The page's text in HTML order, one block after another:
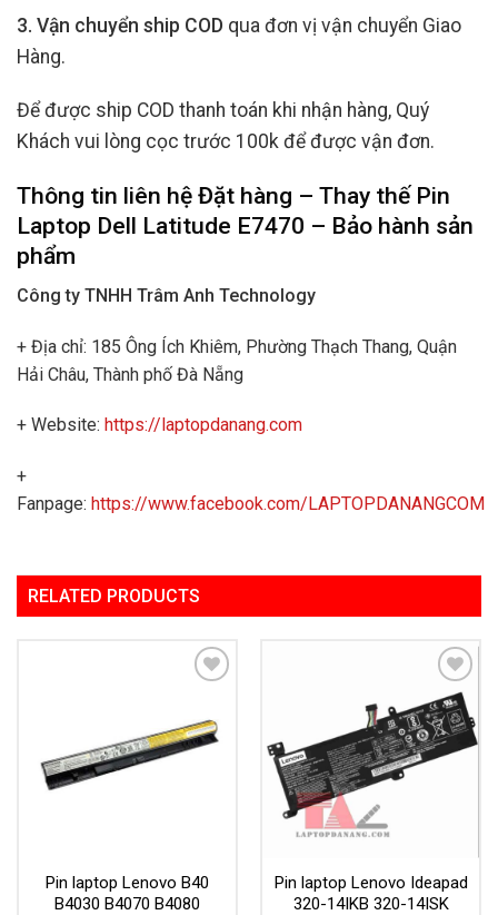
3. Vận chuyển ship COD qua đơn vị vận chuyển Giao
Hàng.
Để được ship COD thanh toán khi nhận hàng, Quý
Khách vui lòng cọc trước 100k để được vận đơn.
Thông tin liên hệ Đặt hàng – Thay thế Pin
Laptop Dell Latitude E7470 – Bảo hành sản
phẩm
Công ty TNHH Trâm Anh Technology
+ Địa chỉ: 185 Ông Ích Khiêm, Phường Thạch Thang, Quận
Hải Châu, Thành phố Đà Nẵng
+ Website: https://laptopdanang.com
+
Fanpage: https://www.facebook.com/LAPTOPDANANGCOM
RELATED PRODUCTS
Pin laptop Lenovo B40
B4030 B4070 B4080
Add to
Wishlist
Pin laptop Lenovo Ideapad
320-14IKB 320-14ISK